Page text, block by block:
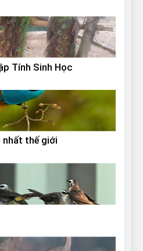
Tính Sinh Học
nhất thế giới